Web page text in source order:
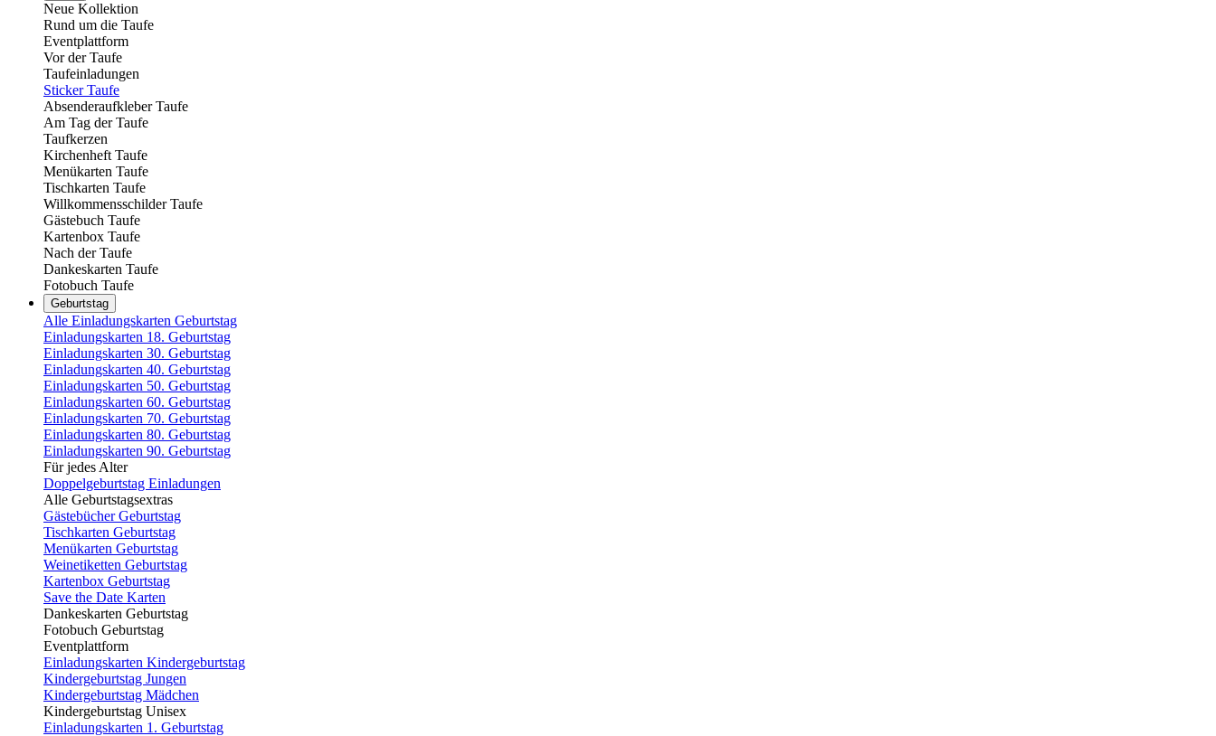
Neue Kollektion
Rund um die Taufe
Eventplattform
Vor der Taufe
Taufeinladungen
Sticker Taufe
Absenderaufkleber Taufe
Am Tag der Taufe
Taufkerzen
Kirchenheft Taufe
Menükarten Taufe
Tischkarten Taufe
Willkommensschilder Taufe
Gästebuch Taufe
Kartenbox Taufe
Nach der Taufe
Dankeskarten Taufe
Fotobuch Taufe
Geburtstag
Alle Einladungskarten Geburtstag
Einladungskarten 18. Geburtstag
Einladungskarten 30. Geburtstag
Einladungskarten 40. Geburtstag
Einladungskarten 50. Geburtstag
Einladungskarten 60. Geburtstag
Einladungskarten 70. Geburtstag
Einladungskarten 80. Geburtstag
Einladungskarten 90. Geburtstag
Für jedes Alter
Doppelgeburtstag Einladungen
Alle Geburtstagsextras
Gästebücher Geburtstag
Tischkarten Geburtstag
Menükarten Geburtstag
Weinetiketten Geburtstag
Kartenbox Geburtstag
Save the Date Karten
Dankeskarten Geburtstag
Fotobuch Geburtstag
Eventplattform
Einladungskarten Kindergeburtstag
Kindergeburtstag Jungen
Kindergeburtstag Mädchen
Kindergeburtstag Unisex
Einladungskarten 1. Geburtstag